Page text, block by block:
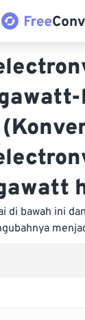
di bawah ini